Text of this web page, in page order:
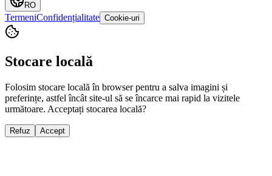
RO
TermeniConfidențialitate Cookie-uri
Stocare locală
Folosim stocare locală în browser pentru a salva imagini și
preferințe, astfel încât site-ul să se încarce mai rapid la vizitele
următoare. Acceptați stocarea locală?
Refuz Accept